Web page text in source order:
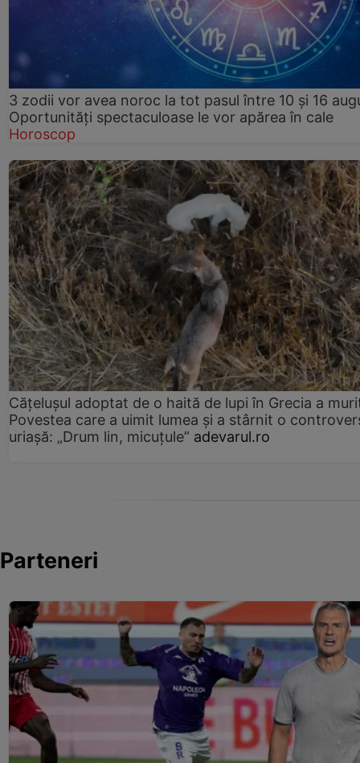
3 zodii vor avea noroc la tot pasul între 10 și 16
Oportunități spectaculoase le vor apărea în cale
Horoscop
Cățelușul adoptat de o haită de lupi în Grecia a
Povestea care a uimit lumea și a stârnit o
uriașă: „Drum lin, micuțule” adevarul.ro
Parteneri